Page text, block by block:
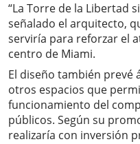
“La Torre de la Libertad
señalado el arquitecto,
serviría para reforzar el
centro de Miami.
El diseño también prevé
otros espacios que
funcionamiento del
públicos. Según su
realizaría con inversión